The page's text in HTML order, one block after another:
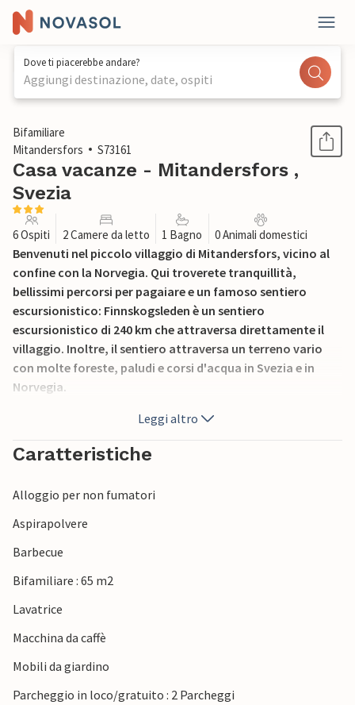
Dove ti piacerebbe andare?
Aggiungi destinazione, date, ospiti
1 / 17
Bifamiliare
Mitandersfors
S73161
Casa vacanze - Mitandersfors ,
Svezia
6 Ospiti 2 Camere da letto 1 Bagno 0 Animali domestici
Benvenuti nel piccolo villaggio di Mitandersfors, vicino al
confine con la Norvegia. Qui troverete tranquillità,
bellissimi percorsi per pagaiare e un famoso sentiero
escursionistico: Finnskogsleden è un sentiero
escursionistico di 240 km che attraversa direttamente il
villaggio. Inoltre, il sentiero attraversa un terreno vario
con molte foreste, paludi e corsi d'acqua in Svezia e in
Norvegia.
sono dei laghi, uno dei quali ha un'area balneare
attrezzata. Un caffè e un ristorante, aperti in estate, sono
vicini alla casa vacanze.
commerciale. Una barca appartiene alla casa vacanze e un
motore elettrico può essere noleggiato dal proprietario.
Leggi altro
Caratteristiche
Alloggio per non fumatori
Aspirapolvere
Barbecue
Bifamiliare : 65 m2
Lavatrice
Macchina da caffè
Mobili da giardino
Parcheggio in loco/gratuito : 2 Parcheggi